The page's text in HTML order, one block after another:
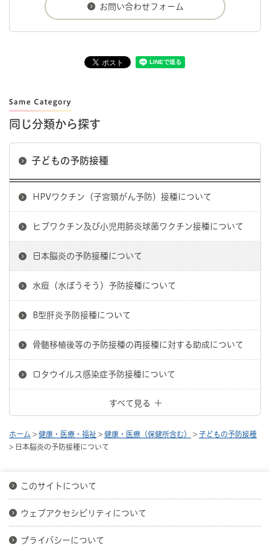
同じ分類から探す
子どもの予防接種
HPVワクチン（子宮頸がん予防）接種について
ヒブワクチン及び小児用肺炎球菌ワクチン接種について
日本脳炎の予防接種について
水痘（水ぼうそう）予防接種について
B型肝炎予防接種について
骨髄移植後等の予防接種の再接種に対する助成について
ロタウイルス感染症予防接種について
すべて見る
ホーム > 健康・医療・福祉 > 健康・医療（保健所含む） > 子どもの予防接種
> 日本脳炎の予防接種について
このサイトについて
ウェブアクセシビリティについて
プライバシーについて